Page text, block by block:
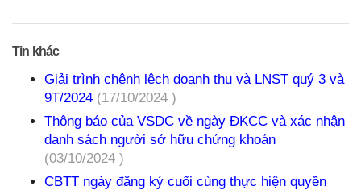
Tin khác
Giải trình chênh lệch doanh thu và LNST quý 3 và
9T/2024 (17/10/2024 )
Thông báo của VSDC về ngày ĐKCC và xác nhận
danh sách người sở hữu chứng khoán
(03/10/2024 )
CBTT ngày đăng ký cuối cùng thực hiện quyền